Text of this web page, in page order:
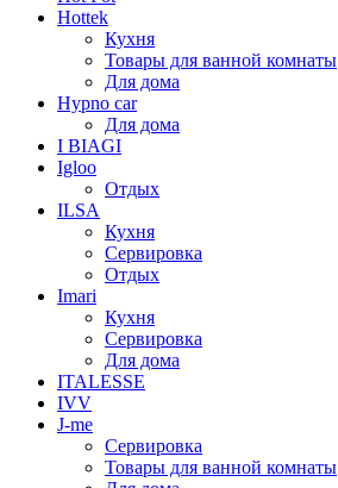
Hottek
Кухня
Товары для ванной комнаты
Для дома
Hypno car
Для дома
I BIAGI
Igloo
Отдых
ILSA
Кухня
Сервировка
Отдых
Imari
Кухня
Сервировка
Для дома
ITALESSE
IVV
J-me
Сервировка
Товары для ванной комнаты